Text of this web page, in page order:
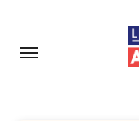
contenu